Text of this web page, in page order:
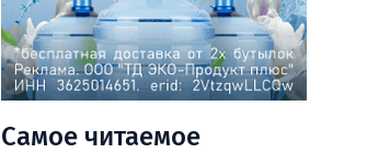
Самое читаемое